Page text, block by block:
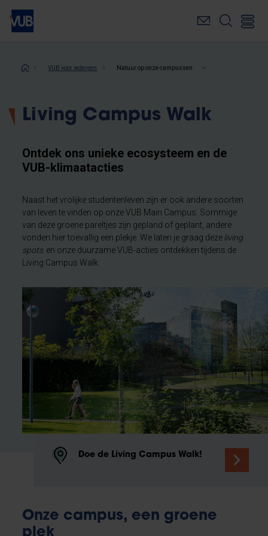
Overslaan
naar
inhoudKruimelpad
VUB voor iedereen Natuur op onze campussen
Living Campus Walk
Ontdek ons unieke ecosysteem en de
VUB-klimaatacties
Naast het vrolijke studentenleven zijn er ook andere soorten
van leven te vinden op onze VUB Main Campus. Sommige
van deze groene pareltjes zijn gepland of geplant, andere
vonden hier toevallig een plekje. We laten je graag dezeliving
spotsen onze duurzame VUB-acties ontdekken tijdens de
Living Campus Walk.
Doe de Living Campus Walk!
Onze campus, een groene
plek